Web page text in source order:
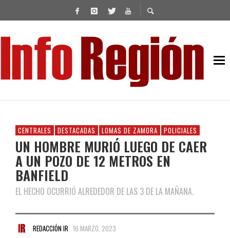
CENTRALES DESTACADAS LOMAS DE ZAMORA POLICIALES
UN HOMBRE MURIÓ LUEGO DE CAER
A UN POZO DE 12 METROS EN
BANFIELD
EL HECHO OCURRIÓ ALREDEDOR DE LAS 3 DE LA MAÑANA.
REDACCIÓN IR 16 MARZO, 2023